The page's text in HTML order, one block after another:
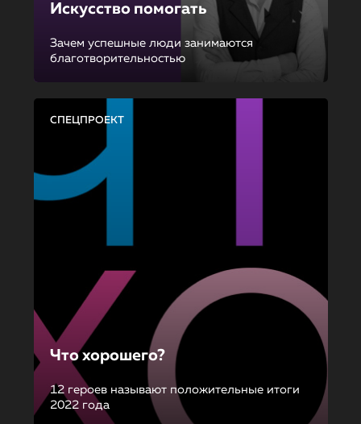
Искусство помогать
Зачем успешные люди занимаются
благотворительностью
СПЕЦПРОЕКТ
Что хорошего?
12 героев называют положительные итоги
2022 года